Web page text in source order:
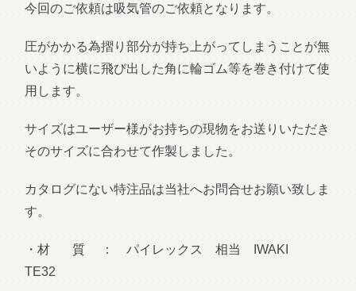
今回のご依頼は吸気管のご依頼となります。
圧がかかる為摺り部分が持ち上がってしまうことが無
いように横に飛び出した角に輪ゴム等を巻き付けて使
用します。
サイズはユーザー様がお持ちの現物をお送りいただき
そのサイズに合わせて作製しました。
カタログにない特注品は当社へお問合せお願い致しま
す。
・材 質 ： パイレックス 相当 IWAKI
TE32